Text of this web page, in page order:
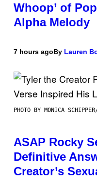
Whoop’ of
Alpha Melody
7 hours agoBy Lauren
PHOTO BY MONICA
ASAP Rocky
Definitive
Creator’s